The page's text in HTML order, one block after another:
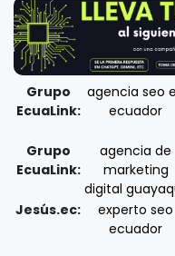
Grupo
EcuaLink:
agencia seo
ecuador
Grupo
EcuaLink:
agencia de
marketing
digital
Jesús.ec:
experto seo
ecuador